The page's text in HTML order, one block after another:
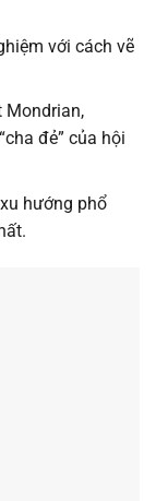
với cách vẽ
Mondrian,
đẻ” của hội
hướng phổ